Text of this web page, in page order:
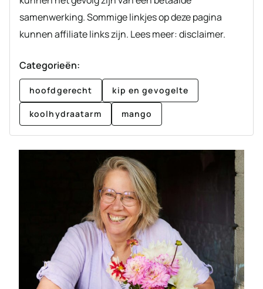
samenwerking. Sommige linkjes op deze pagina
kunnen affiliate links zijn. Lees meer: disclaimer.
Categorieën:
hoofdgerecht kip en gevogelte
koolhydraatarm mango